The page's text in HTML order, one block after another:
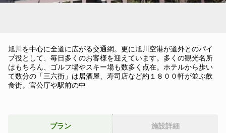
旭川を中心に全道に広がる交通網。更に旭川空港が道外とのパイ
プ役として、毎日多くのお客様を迎えています。多くの観光名所
はもちろん、ゴルフ場やスキー場も数多く点在。ホテルから歩い
て数分の「三六街」は居酒屋、寿司店など約１８００軒が並ぶ飲
食街。官公庁や駅前の中
プラン 施設詳細